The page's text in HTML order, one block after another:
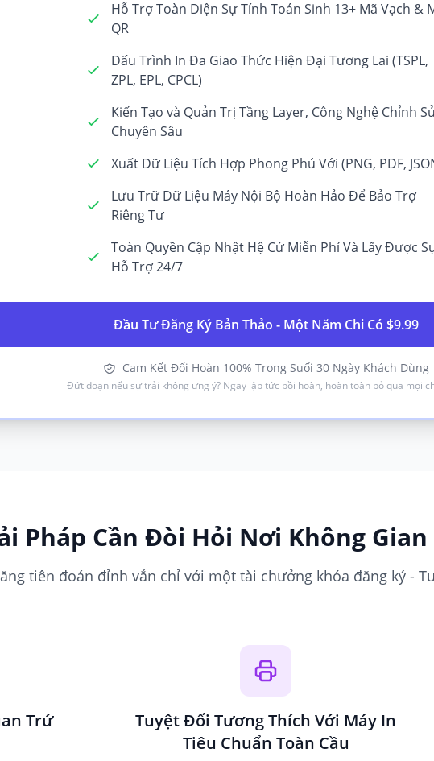
Hỗ Trợ Toàn Diện Sự Tính Toán Sinh 13+ Mã Vạch &
QR
Dấu Trình In Đa Giao Thức Hiện Đại Tương Lai (TSPL,
ZPL, EPL, CPCL)
Kiến Tạo và Quản Trị Tầng Layer, Công Nghệ Chỉnh
Chuyên Sâu
Xuất Dữ Liệu Tích Hợp Phong Phú Với (PNG, PDF,
Lưu Trữ Dữ Liệu Máy Nội Bộ Hoàn Hảo Để Bảo Trợ
Riêng Tư
Toàn Quyền Cập Nhật Hệ Cứ Miễn Phí Và Lấy Được
Hỗ Trợ 24/7
Đầu Tư Đăng Ký Bản Thảo - Một Năm Chi Có $9.99
Cam Kết Đổi Hoàn 100% Trong Suối 30 Ngày Khách Dùng
Đứt đoạn nếu sự trải không ưng ý? Ngay lập tức bồi hoàn, hoàn toàn bỏ qua mọi
Pháp Cần Đòi Hỏi Nơi Không
tiên đoán đỉnh vắn chỉ với một tài chưởng khóa đăng ký -
Trứ
Tuyệt Đối Tương Thích Với Máy In
Tiêu Chuẩn Toàn Cầu